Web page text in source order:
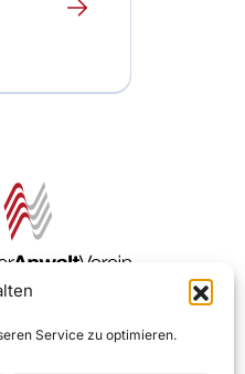
Service zu optimieren.
Erfahre
dieses
Webseite